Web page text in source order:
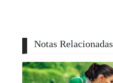
Notas Relacionadas